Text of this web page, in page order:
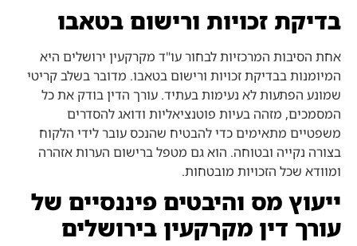
בדיקת זכויות ורישום בטאבו
אחת הסיבות המרכזיות לבחור עו"ד מקרקעין ירושלים היא
המיומנות בבדיקת זכויות ורישום בטאבו. מדובר בשלב קריטי
שמונע הפתעות לא נעימות בעתיד. עורך הדין בודק את כל
המסמכים, מזהה בעיות פוטנציאליות ודואג להסדרים
משפטיים מתאימים כדי להבטיח שהנכס עובר לידי הלקוח
בצורה נקייה ובטוחה. הוא גם מטפל ברישום הערות אזהרה
ומוודא שכל הזכויות מובטחות.
ייעוץ מס והיבטים פיננסיים של
עורך דין מקרקעין בירושלים